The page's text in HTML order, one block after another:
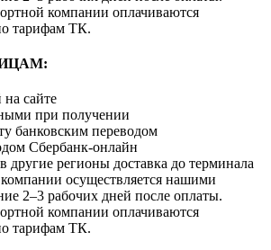
компании оплачиваются
тарифам ТК.
сайте
при получении
банковским переводом
Сбербанк-онлайн
другие регионы доставка до терминала
осуществляется нашими
2–3 рабочих дней после оплаты.
компании оплачиваются
тарифам ТК.